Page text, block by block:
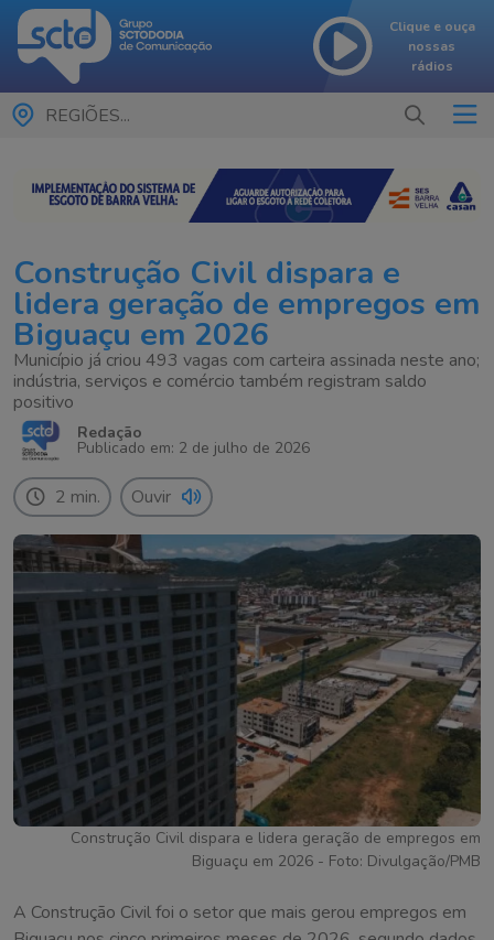
Clique e ouça
nossas
rádios
REGIÕES...
Construção Civil dispara e
lidera geração de empregos em
Biguaçu em 2026
Município já criou 493 vagas com carteira assinada neste ano;
indústria, serviços e comércio também registram saldo
positivo
Redação
Publicado em: 2 de julho de 2026
2 min. Ouvir
Construção Civil dispara e lidera geração de empregos em
Biguaçu em 2026 - Foto: Divulgação/PMB
A Construção Civil foi o setor que mais gerou empregos em